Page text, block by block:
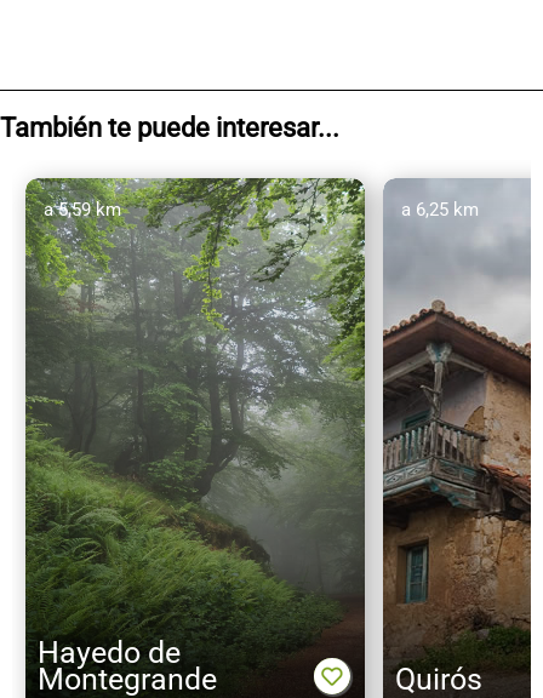
También te puede interesar...
Hayedo de
Montegrande
a 5,59 km
Quirós
a 6,25 km